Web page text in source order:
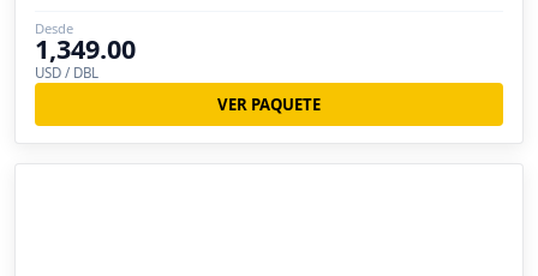
Desde
1,349.00
USD / DBL
VER PAQUETE